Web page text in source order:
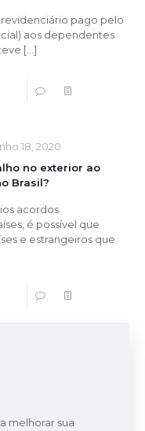
pago pelo
aos dependentes
[…]
18, 2020
no exterior ao
Brasil?
acordos
é possível que
e estrangeiros que
na aposentadoria?
é muito esperado
melhorar sua